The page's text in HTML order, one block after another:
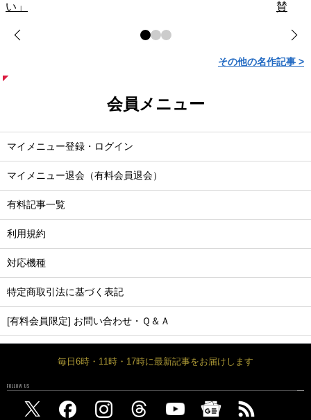
い」
賛
その他の名作記事 >
会員メニュー
マイメニュー登録・ログイン
マイメニュー退会（有料会員退会）
有料記事一覧
利用規約
対応機種
特定商取引法に基づく表記
[有料会員限定] お問い合わせ・Ｑ＆Ａ
毎日6時・11時・17時に最新記事をお届けします
FOLLOW US